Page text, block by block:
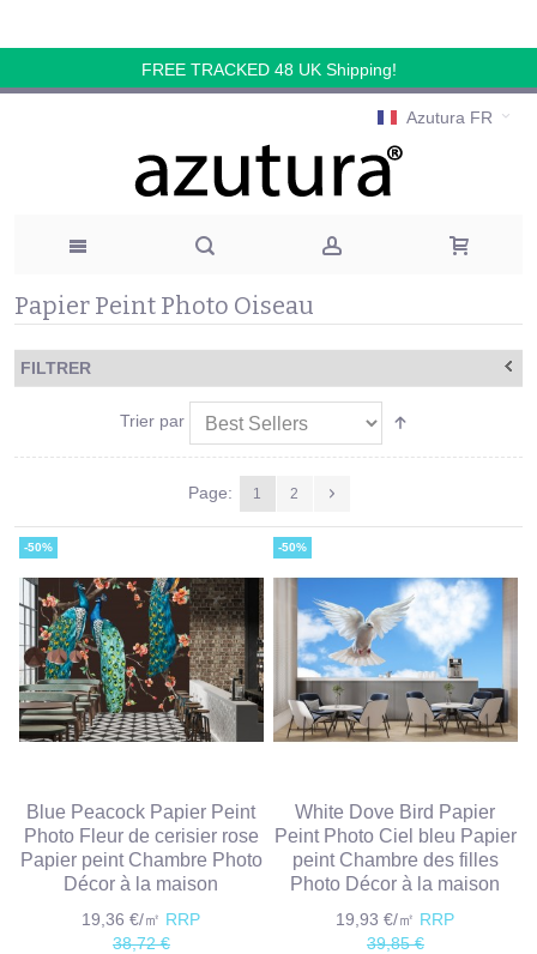
FREE TRACKED 48 UK Shipping!
Azutura FR
Papier Peint Photo Oiseau
FILTRER
Trier par
Page: 1 2
-50%
Blue Peacock Papier Peint
Photo Fleur de cerisier rose
Papier peint Chambre Photo
Décor à la maison
19,36 €/㎡ RRP
38,72 €
-50%
White Dove Bird Papier
Peint Photo Ciel bleu Papier
peint Chambre des filles
Photo Décor à la maison
19,93 €/㎡ RRP
39,85 €